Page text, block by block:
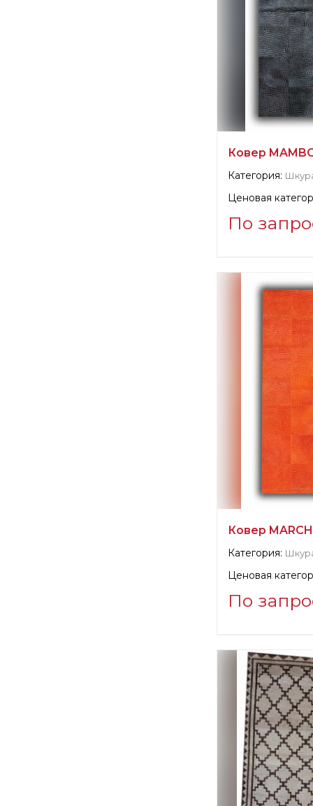
Ковер
Категория:
Ценовая
По
SILK AVENUE
Производитель:
Ковер
Категория:
Ценовая
По
verified company
SILK AVENUE
Производитель: